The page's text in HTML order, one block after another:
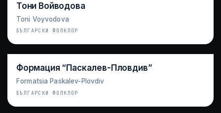
Тони Войводова
Toni Voyvodova
БЪЛГАРСКИ ФОЛКЛОР
Формация “Паскалев-Пловдив”
Formatsia Paskalev-Plovdiv
БЪЛГАРСКИ ФОЛКЛОР